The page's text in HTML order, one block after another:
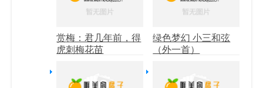
赏梅：君几年前，得
虎刺梅花苗
绿色梦幻 小三和弦
（外一首）